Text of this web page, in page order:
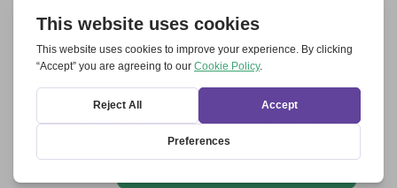
Name, E-Mail-Adresse und Website in diesem
Browser für meinen nächsten Kommentar speichern.